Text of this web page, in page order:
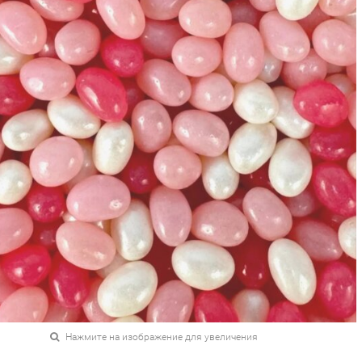
Нажмите на изображение для увеличения